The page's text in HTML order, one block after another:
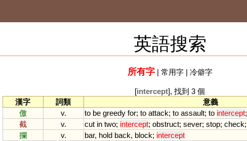
英語搜索
所有字| 常用字| 冷僻字
[intercept], 找到 3 個
漢字
詞類
意義
儌
v. to be greedy for; to attack; to assault; to intercept;
截
v. cut in two; intercept; obstruct; sever; stop; check;
攔
v. bar, hold back, block; intercept